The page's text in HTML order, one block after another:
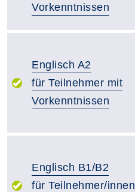
Vorkenntnissen
Englisch A2
für Teilnehmer mit
Vorkenntnissen
Englisch B1/B2
für Teilnehmer/innen